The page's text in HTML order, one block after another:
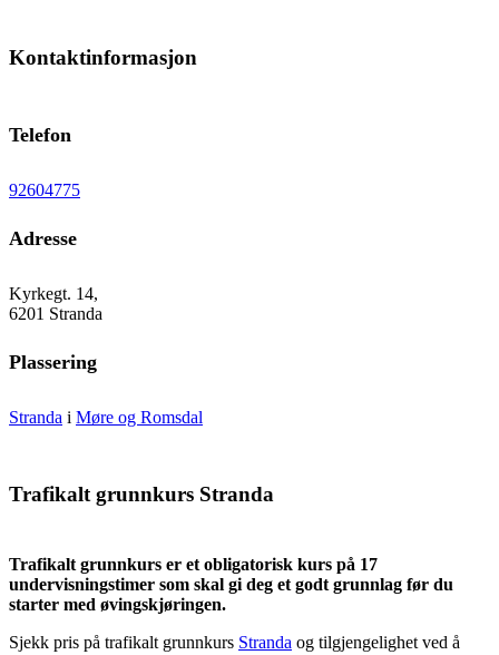
Kontaktinformasjon
Telefon
92604775
Adresse
Kyrkegt. 14,
6201 Stranda
Plassering
Stranda i Møre og Romsdal
Trafikalt grunnkurs Stranda
Trafikalt grunnkurs er et obligatorisk kurs på 17
undervisningstimer som skal gi deg et godt grunnlag før du
starter med øvingskjøringen.
Sjekk pris på trafikalt grunnkurs Stranda og tilgjengelighet ved å